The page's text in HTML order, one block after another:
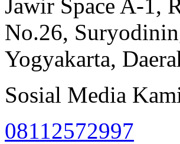
Jawir Space A-1,
No.26,
Yogyakarta,
Sosial Media
08112572997